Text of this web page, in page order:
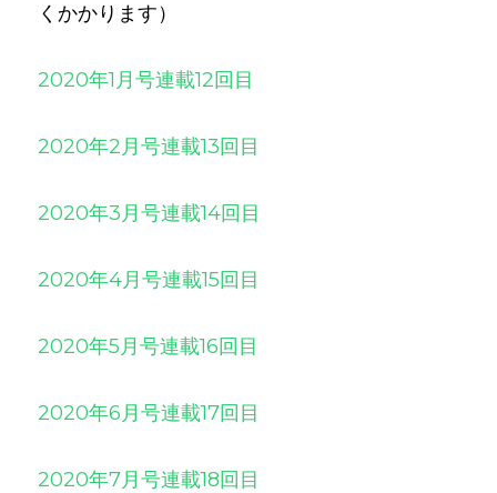
くかかります）
2020年1月号連載12回目
2020年2月号連載13回目
2020年3月号連載14回目
2020年4月号連載15回目
2020年5月号連載16回目
2020年6月号連載17回目
2020年7月号連載18回目